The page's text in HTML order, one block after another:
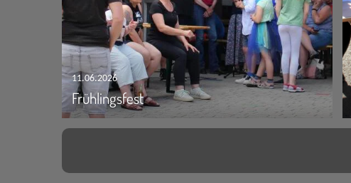
Frühlingsfest
11.06.2026